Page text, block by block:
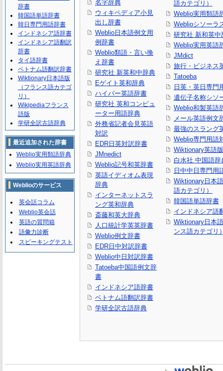
名字辞典
ウィキペディア小見
出し辞書
Weblio日本語例文用
例辞書
Weblio類語・言い換
え辞書
研究社 新英和中辞典
Eゲイト英和辞典
ハイパー英語辞書
研究社 英和コンピュ
ーター用語辞典
外務省記者会見英語
対訳
EDR日英対訳辞書
JMnedict
Weblio記号和英辞書
英語イディオム表現
辞典
インターネットスラ
ング英和辞典
斎藤和英大辞典
人口統計学英英辞書
Weblio例文辞書
EDR日中対訳辞書
Weblio中日対訳辞書
Tatoeba中国語例文辞
書
インドネシア語辞書
ベトナム語翻訳辞書
学研全訳古語辞典
語カテゴリ）
Weblio実用類語
Weblioシソーラ
研究社 新和英中
Weblio実用英語
JMdict
旅行・ビジネス
Tatoeba
日英・英日専門
遺伝子名称シソ
Weblio和製英語
メール英語例文
最強のスラング
Weblio専門用語
Wiktionary英語版
白水社 中国語辞
日中中日専門用
Wiktionary日本
語カテゴリ）
韓国語単語辞書
インドネシア語
Wiktionary日本
ンス語カテゴリ
辞書
韓国語単語辞書
韓日専門用語辞書
インドネシア語辞書
インドネシア語翻訳
辞書
タイ語辞書
ベトナム語翻訳辞書
Wiktionary日本語版
（フランス語カテゴ
リ）
Wikipediaフランス
語版
学研全訳古語辞典
最近追加された辞書
Weblio実用類語辞典
Weblio実用英語辞典
Weblioのサービス
英会話コラム
Weblio英会話
英語の質問箱
語彙力診断
スピーキングテスト